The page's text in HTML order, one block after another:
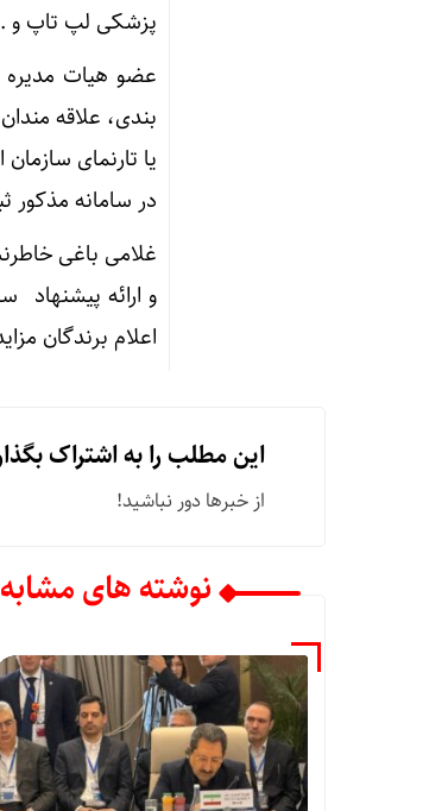
پزشکی لپ تاپ
عضو هیات مدیره
بندی، علاقه
یا تارنمای
در سامانه مذکور
اعلام برندگان
این مطلب را به اشتراک
از خبرها دور نباشید!
نوشته های مشابه